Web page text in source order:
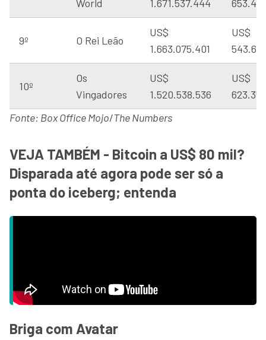
World 1.671.537.444
9º O Rei Leão
US$
1.663.075.401
US$
10º
Os
Vingadores
US$
1.520.538.536
US$
Fonte: Box Office Mojo/The Numbers
VEJA TAMBÉM - Bitcoin a US$ 80 mil?
Disparada até agora pode ser só a
ponta do iceberg; entenda
Briga com Avatar